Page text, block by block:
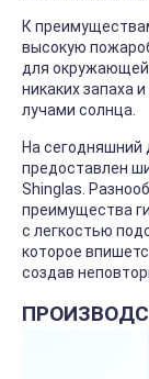
К
высокую
для окружающей
никаких запаха
лучами солнца.
На сегодняшний
предоставлен
Shinglas.
преимущества
с легкостью
которое
создав